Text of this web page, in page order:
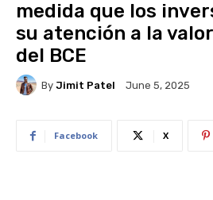
medida que los
su atención a la
del BCE
By Jimit Patel June 5, 2025
Facebook X